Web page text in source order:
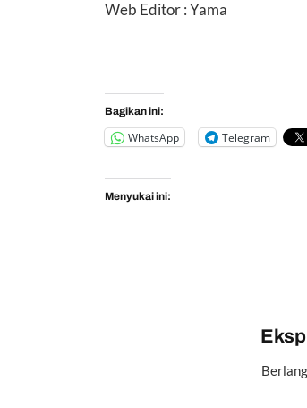
Web Editor : Yama
Bagikan ini:
WhatsApp Telegram
Menyukai ini: